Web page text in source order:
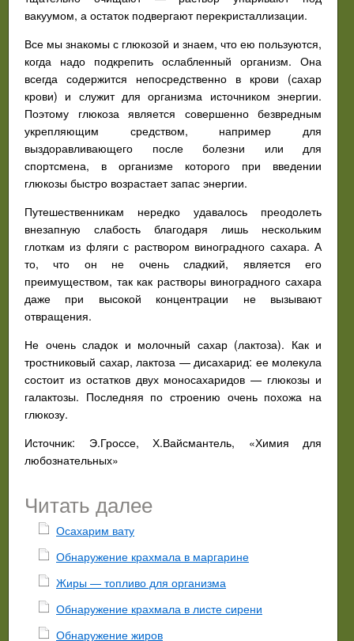
вакуумом, а остаток подвергают перекристаллизации.
Все мы знакомы с глюкозой и знаем, что ею пользуются,
когда надо подкрепить ослабленный организм. Она
всегда содержится непосредственно в крови (сахар
крови) и служит для организма источником энергии.
Поэтому глюкоза является совершенно безвредным
укрепляющим средством, например для
выздоравливающего после болезни или для
спортсмена, в организме которого при введении
глюкозы быстро возрастает запас энергии.
Путешественникам нередко удавалось преодолеть
внезапную слабость благодаря лишь нескольким
глоткам из фляги с раствором виноградного сахара. А
то, что он не очень сладкий, является его
преимуществом, так как растворы виноградного сахара
даже при высокой концентрации не вызывают
отвращения.
Не очень сладок и молочный сахар (лактоза). Как и
тростниковый сахар, лактоза — дисахарид: ее молекула
состоит из остатков двух моносахаридов — глюкозы и
галактозы. Последняя по строению очень похожа на
глюкозу.
Источник: Э.Гроссе, Х.Вайсмантель, «Химия для
любознательных»
Читать далее
Осахарим вату
Обнаружение крахмала в маргарине
Жиры — топливо для организма
Обнаружение крахмала в листе сирени
Обнаружение жиров